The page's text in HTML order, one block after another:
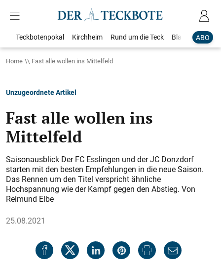
ABO
Teckbotenpokal Kirchheim Rund um die Teck Blaulicht
Home Fast alle wollen ins Mittelfeld
Unzugeordnete Artikel
Fast alle wollen ins
Mittelfeld
Saisonausblick Der FC Esslingen und der JC Donzdorf
starten mit den besten Empfehlungen in die neue Saison.
Das Rennen um den Titel verspricht ähnliche
Hochspannung wie der Kampf gegen den Abstieg. Von
Reimund Elbe
25.08.2021